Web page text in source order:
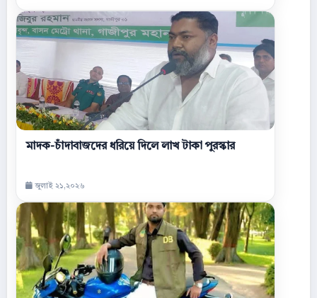
মাদক-চাঁদাবাজদের ধরিয়ে দিলে লাখ টাকা পুরস্কার
জুলাই ২১,২০২৬